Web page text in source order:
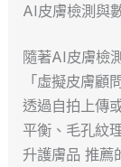
AI皮膚檢測與
隨著AI皮膚檢
「虛擬皮膚顧
透過自拍上傳
平衡、毛孔紋
升護膚品 推薦